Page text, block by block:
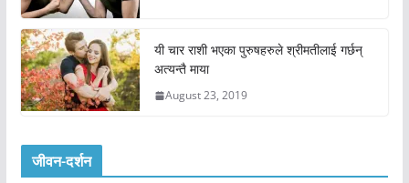
यी चार राशी भएका पुरुषहरुले श्रीमतीलाई गर्छन्
अत्यन्तै माया
August 23, 2019
जीवन-दर्शन